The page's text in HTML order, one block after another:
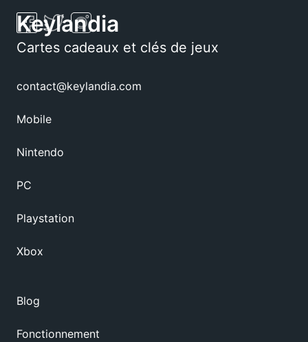
Keylandia
Cartes cadeaux et clés de jeux
contact@keylandia.com
Mobile
Nintendo
PC
Playstation
Xbox
Blog
Fonctionnement